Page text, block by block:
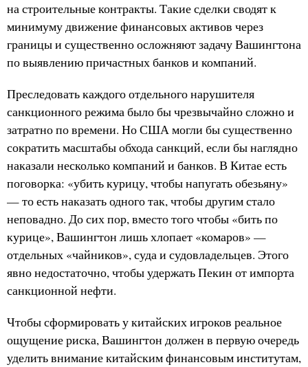
на строительные контракты. Такие сделки сводят к
минимуму движение финансовых активов через
границы и существенно осложняют задачу Вашингтона
по выявлению причастных банков и компаний.
Преследовать каждого отдельного нарушителя
санкционного режима было бы чрезвычайно сложно и
затратно по времени. Но США могли бы существенно
сократить масштабы обхода санкций, если бы наглядно
наказали несколько компаний и банков. В Китае есть
поговорка: «убить курицу, чтобы напугать обезьяну»
— то есть наказать одного так, чтобы другим стало
неповадно. До сих пор, вместо того чтобы «бить по
курице», Вашингтон лишь хлопает «комаров» —
отдельных «чайников», суда и судовладельцев. Этого
явно недостаточно, чтобы удержать Пекин от импорта
санкционной нефти.
Чтобы сформировать у китайских игроков реальное
ощущение риска, Вашингтон должен в первую очередь
уделить внимание китайским финансовым институтам,